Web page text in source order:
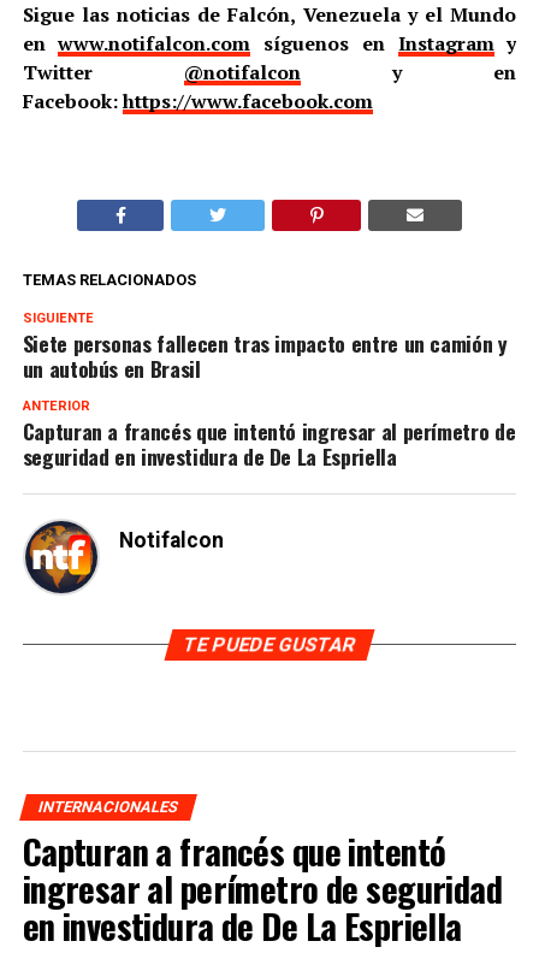
Sigue las noticias de Falcón, Venezuela y el Mundo
enwww.notifalcon.com síguenos en Instagramy
Twitter @notifalcony en
Facebook:https://www.facebook.com
TEMAS RELACIONADOS
SIGUIENTE
Siete personas fallecen tras impacto entre un camión y
un autobús en Brasil
ANTERIOR
Capturan a francés que intentó ingresar al perímetro de
seguridad en investidura de De La Espriella
Notifalcon
TE PUEDE GUSTAR
INTERNACIONALES
Capturan a francés que intentó
ingresar al perímetro de seguridad
en investidura de De La Espriella